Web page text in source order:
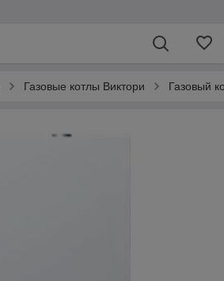
Газовые котлы Виктори Газовый